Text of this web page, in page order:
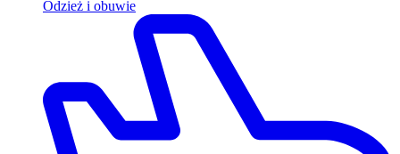
Odzież i obuwie